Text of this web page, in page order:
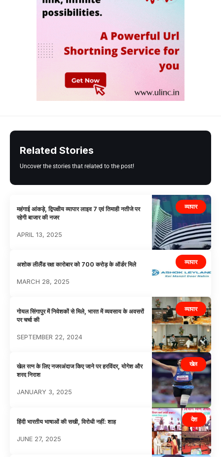
Related Stories
Uncover the stories that related to the post!
व्यापार
महंगाई आंकड़े, द्विपक्षीय व्यापार लाइव 7 एवं तिमाही नतीजे पर
रहेगी बाजार की नजर
APRIL 13, 2025
व्यापार
अशोक लीलैंड रक्षा कारोबार को 700 करोड़ के ऑर्डर मिले
MARCH 28, 2025
व्यापार
गोयल सिंगापुर में निवेशकों से मिले, भारत में व्यवसाय के अवसरों
पर चर्चा की
SEPTEMBER 22, 2024
खेल
खेल रत्न के लिए नजरअंदाज किए जाने पर हरविंदर, योगेश और
शरद निराश
JANUARY 3, 2025
देश
हिंदी भारतीय भाषाओं की सखी, विरोधी नहीं: शाह
JUNE 27, 2025